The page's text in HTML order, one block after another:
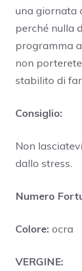
una giornata
perché nulla
programma
non
stabilito di
Consiglio:
Non
dallo stress.
Numero
Colore: ocra
VERGINE: